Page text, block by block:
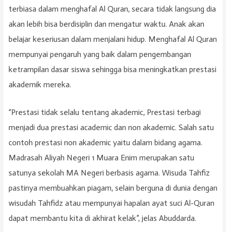
terbiasa dalam menghafal Al Quran, secara tidak langsung dia
akan lebih bisa berdisiplin dan mengatur waktu. Anak akan
belajar keseriusan dalam menjalani hidup. Menghafal Al Quran
mempunyai pengaruh yang baik dalam pengembangan
ketrampilan dasar siswa sehingga bisa meningkatkan prestasi
akademik mereka.
“Prestasi tidak selalu tentang akademic, Prestasi terbagi
menjadi dua prestasi academic dan non akademic. Salah satu
contoh prestasi non akademic yaitu dalam bidang agama.
Madrasah Aliyah Negeri 1 Muara Enim merupakan satu
satunya sekolah MA Negeri berbasis agama. Wisuda Tahfiz
pastinya membuahkan piagam, selain berguna di dunia dengan
wisudah Tahfidz atau mempunyai hapalan ayat suci Al-Quran
dapat membantu kita di akhirat kelak”, jelas Abuddarda.